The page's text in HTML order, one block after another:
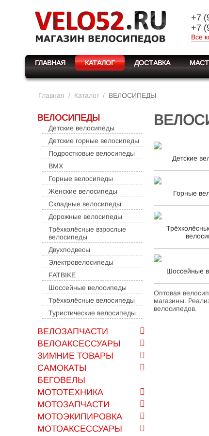
+7
+7
Все
ГЛАВНАЯ КАТАЛОГ ДОСТАВКА
Главная / Каталог / ВЕЛОСИПЕДЫ
ВЕЛОСИПЕДЫ
Детские велосипеды
Детские горные велосипеды
Подростковые велосипеды
BMX
Горные велосипеды
Женские велосипеды
Складные велосипеды
Дорожные велосипеды
Трёхколёсные взрослые
велосипеды
Двухподвесы
Электровелосипеды
FATBIKE
Шоссейные велосипеды
Трёхколёсные велосипеды
Туристические велосипеды
ВЕЛОЗАПЧАСТИ
ВЕЛОАКСЕССУАРЫ
ЗИМНИЕ ТОВАРЫ
САМОКАТЫ
БЕГОВЕЛЫ
МОТОТЕХНИКА
МОТОЗАПЧАСТИ
МОТОЭКИПИРОВКА
МОТОАКСЕССУАРЫ
Детские
Горные
Шоссейные
Оптовая
магазины.
велосипедов.